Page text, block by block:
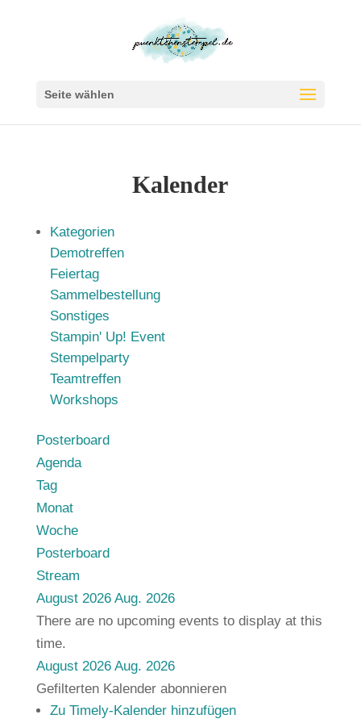
Seite wählen
Kalender
Kategorien
Demotreffen
Feiertag
Sammelbestellung
Sonstiges
Stampin' Up! Event
Stempelparty
Teamtreffen
Workshops
Posterboard
Agenda
Tag
Monat
Woche
Posterboard
Stream
August 2026 Aug. 2026
There are no upcoming events to display at this
time.
August 2026 Aug. 2026
Gefilterten Kalender abonnieren
Zu Timely-Kalender hinzufügen